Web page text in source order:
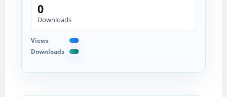
0
Downloads
Views
Downloads